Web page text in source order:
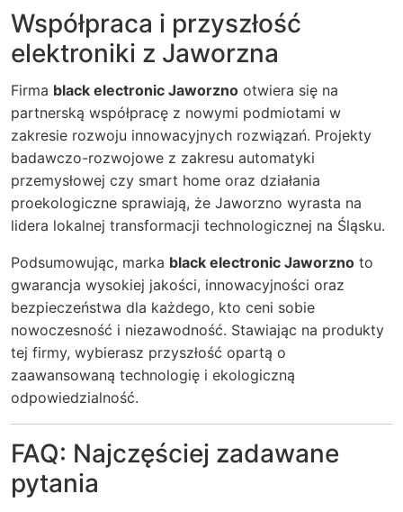
Współpraca i przyszłość
elektroniki z Jaworzna
Firma black electronic Jaworzno otwiera się na
partnerską współpracę z nowymi podmiotami w
zakresie rozwoju innowacyjnych rozwiązań. Projekty
badawczo-rozwojowe z zakresu automatyki
przemysłowej czy smart home oraz działania
proekologiczne sprawiają, że Jaworzno wyrasta na
lidera lokalnej transformacji technologicznej na Śląsku.
Podsumowując, marka black electronic Jaworzno to
gwarancja wysokiej jakości, innowacyjności oraz
bezpieczeństwa dla każdego, kto ceni sobie
nowoczesność i niezawodność. Stawiając na produkty
tej firmy, wybierasz przyszłość opartą o
zaawansowaną technologię i ekologiczną
odpowiedzialność.
FAQ: Najczęściej zadawane
pytania